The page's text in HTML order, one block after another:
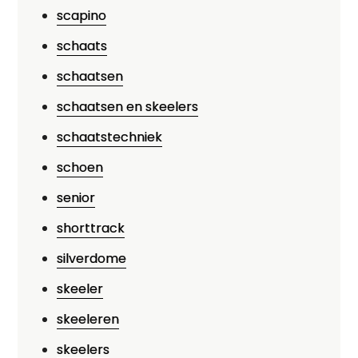
scapino
schaats
schaatsen
schaatsen en skeelers
schaatstechniek
schoen
senior
shorttrack
silverdome
skeeler
skeeleren
skeelers